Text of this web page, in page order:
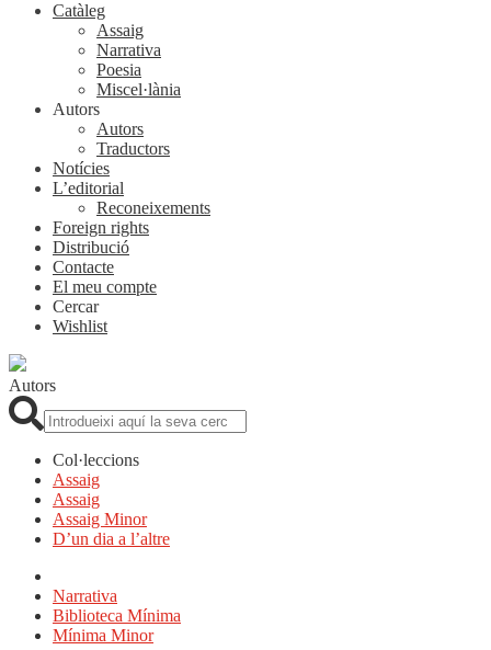
Catàleg
Assaig
Narrativa
Poesia
Miscel·lània
Autors
Autors
Traductors
Notícies
L’editorial
Reconeixements
Foreign rights
Distribució
Contacte
El meu compte
Cercar
Wishlist
Autors
Col·leccions
Assaig
Assaig
Assaig Minor
D’un dia a l’altre
Narrativa
Biblioteca Mínima
Mínima Minor